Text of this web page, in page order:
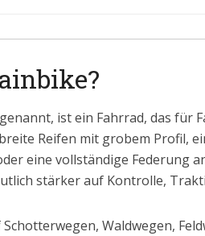
ist ein Fahrrad, das
Reifen mit grobem Profil,
eine vollständige Federung
stärker auf Kontrolle,
Waldwegen,